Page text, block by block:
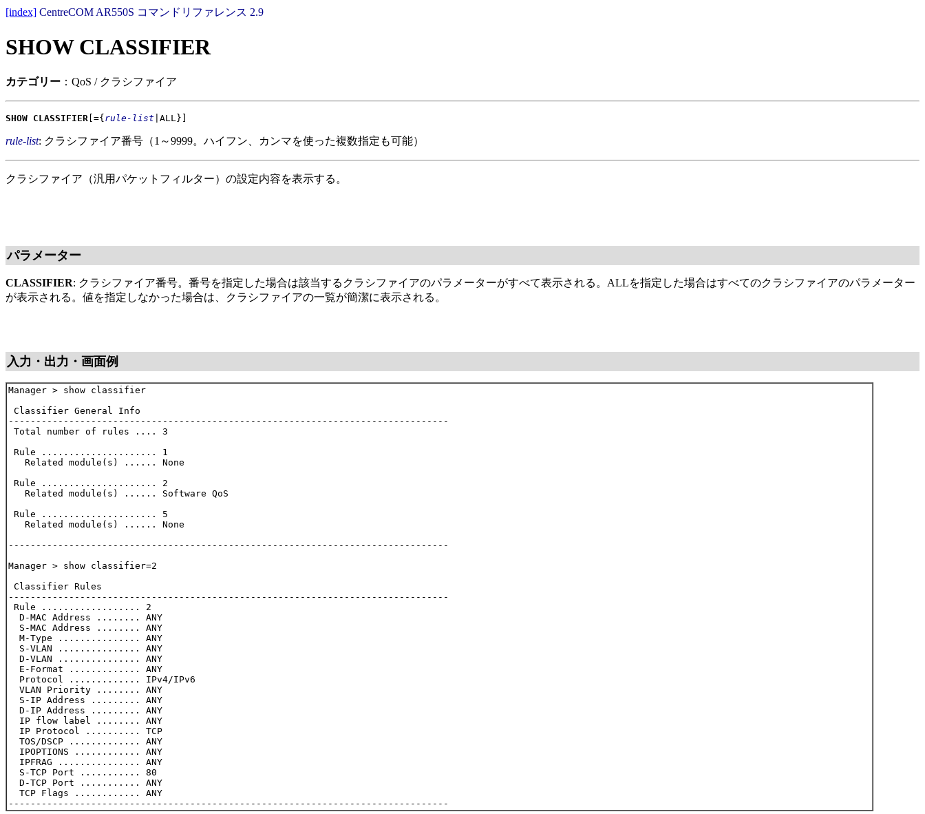
[index] CentreCOM AR550S コマンドリファレンス 2.9
SHOW CLASSIFIER
カテゴリー ：QoS / クラシファイア
SHOW CLASSIFIER [={ rule-list |ALL}]
rule-list: クラシファイア番号（1～9999。ハイフン、カンマを使った複数指定も可能）
クラシファイア（汎用パケットフィルター）の設定内容を表示する。
パラメーター
CLASSIFIER: クラシファイア番号。番号を指定した場合は該当するクラシファイアのパラメーターがすべて表示される。ALLを指定した場合はすべてのクラシファイアのパラメーター
が表示される。値を指定しなかった場合は、クラシファイアの一覧が簡潔に表示される。
入力・出力・画面例
Manager > show classifier
Classifier General Info
--------------------------------------------------------------------------------
Total number of rules .... 3
Rule ..................... 1
   Related module(s) ...... None
Rule ..................... 2
   Related module(s) ...... Software QoS
Rule ..................... 5
   Related module(s) ...... None
--------------------------------------------------------------------------------
Manager > show classifier=2
Classifier Rules
--------------------------------------------------------------------------------
Rule .................. 2
  D-MAC Address ........ ANY
  S-MAC Address ........ ANY
  M-Type ............... ANY
  S-VLAN ............... ANY
  D-VLAN ............... ANY
  E-Format ............. ANY
  Protocol ............. IPv4/IPv6
  VLAN Priority ........ ANY
  S-IP Address ......... ANY
  D-IP Address ......... ANY
  IP flow label ........ ANY
  IP Protocol .......... TCP
  TOS/DSCP ............. ANY
  IPOPTIONS ............ ANY
  IPFRAG ............... ANY
  S-TCP Port ........... 80
  D-TCP Port ........... ANY
  TCP Flags ............ ANY